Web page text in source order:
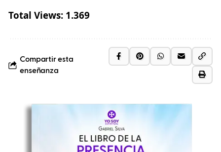
Total Views: 1.369
Compartir esta
enseñanza